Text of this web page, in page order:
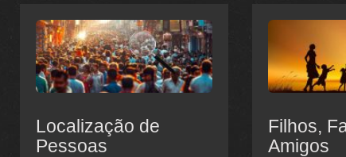
Localização de
Pessoas
Filhos,
Amigos